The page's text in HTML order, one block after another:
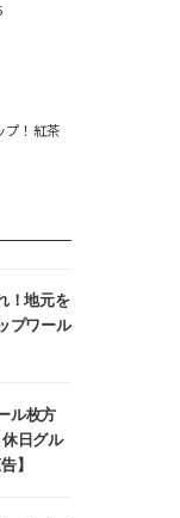
プ！紅茶
！地元を
プワール
ル枚方
日グル
】